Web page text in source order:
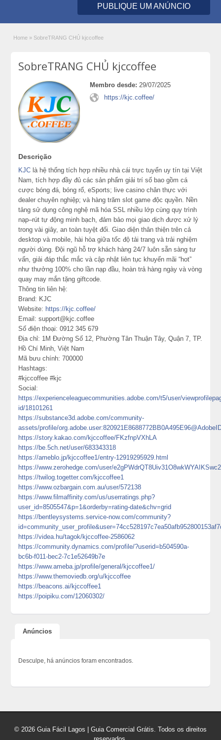
PUBLIQUE UM ANÚNCIO
Home » SobreTRANG CHỦ kjccoffee
SobreTRANG CHỦ kjccoffee
Membro desde: 29/07/2025
https://kjc.coffee/
Descrição
KJC là hệ thống tích hợp nhiều nhà cái trực tuyến uy tín tại Việt
Nam, tích hợp đầy đủ các sản phẩm giải trí số bao gồm cá
cược bóng đá, bóng rổ, eSports; live casino chân thực với
dealer chuyên nghiệp; và hàng trăm slot game độc quyền. Nền
tảng sử dụng công nghệ mã hóa SSL nhiều lớp cùng quy trình
nạp–rút tự động minh bạch, đảm bảo mọi giao dịch được xử lý
trong vài giây, an toàn tuyệt đối. Giao diện thân thiện trên cả
desktop và mobile, hài hòa giữa tốc độ tải trang và trải nghiệm
người dùng. Đội ngũ hỗ trợ khách hàng 24/7 luôn sẵn sàng tư
vấn, giải đáp thắc mắc và cập nhật liên tục khuyến mãi “hot”
như thưởng 100% cho lần nạp đầu, hoàn trả hàng ngày và vòng
quay may mắn tặng giftcode.
Thông tin liên hệ:
Brand: KJC
Website: https://kjc.coffee/
Email: support@kjc.coffee
Số điện thoại: 0912 345 679
Địa chỉ: 1M Đường Số 12, Phường Tân Thuận Tây, Quận 7, TP.
Hồ Chí Minh, Việt Nam
Mã bưu chính: 700000
Hashtags:
#kjccoffee #kjc
Social:
https://experienceleaguecommunities.adobe.com/t5/user/
id/18101261
https://substance3d.adobe.com/community-
assets/profile/
https://story.kakao.com/kjccoffee/FKzfnpVXhLA
https://be.5ch.net/user/683343318
https://ameblo.jp/kjccoffee1/entry-12919295929.html
https://www.zerohedge.com/user/e2gPWdrQT8Uiv31O8wkWYAIKSwc2
https://twilog.togetter.com/kjccoffee1
https://www.ozbargain.com.au/user/572138
https://www.filmaffinity.com/us/userratings.php?
user_id=8505547&p=1&orderby=rating-date&chv=grid
https://bentleysystems.service-now.com/community?
https://videa.hu/tagok/kjccoffee-2586062
https://community.dynamics.com/profile/?userid=b504590a-
bc6b-f011-bec2-7c1e52649b7e
https://www.ameba.jp/profile/general/kjccoffee1/
https://www.themoviedb.org/u/kjccoffee
https://beacons.ai/kjccoffee1
https://poipiku.com/12060302/
Anúncios
Desculpe, há anúncios foram encontrados.
© 2026 Guia Fácil Lagos | Guia Comercial Grátis. Todos os direitos